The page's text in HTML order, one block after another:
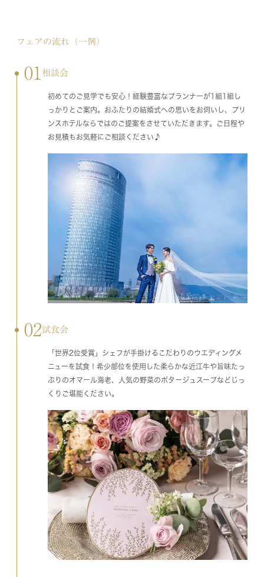
フェアの流れ（一例）
01 相談会
初めてのご見学でも安心！経験豊富なプランナーが1組1組し
っかりとご案内。おふたりの結婚式への思いをお伺いし、プリ
ンスホテルならではのご提案をさせていただきます。ご日程や
お見積もお気軽にご相談ください♪
02試食会
「世界2位受賞」シェフが手掛けるこだわりのウエディングメ
ニューを試食！希少部位を使用した柔らかな近江牛や旨味たっ
ぷりのオマール海老、人気の野菜のポタージュスープなどじっ
くりご堪能ください。